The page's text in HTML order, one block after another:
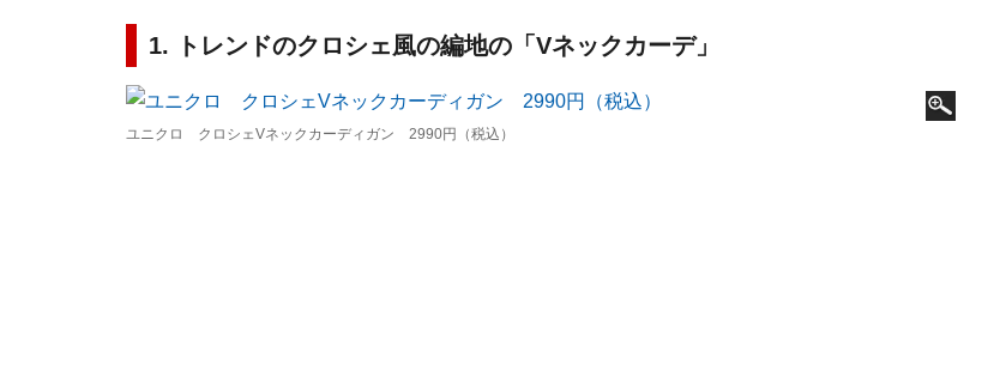
1. トレンドのクロシェ風の編地の「Vネックカーデ」
ユニクロ クロシェVネックカーディガン 2990円（税込）